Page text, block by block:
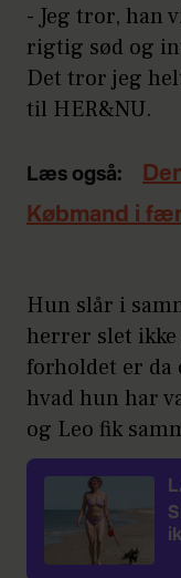
- Jeg tror, han
rigtig sød og
Det tror jeg
til HER&NU.
Læs også:
Købmand i
Hun slår i
herrer slet
forholdet er da
hvad hun har
og Leo fik